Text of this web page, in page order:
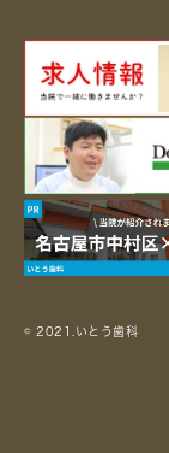
© 2021.いとう歯科